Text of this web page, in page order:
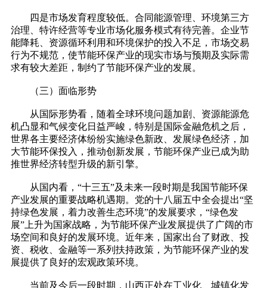
四是市场发育程度较低。合同能源管理、环境第三方
治理、特许经营等专业市场化服务模式有待完善。企业节
能降耗、资源循环利用和环境保护的投入不足，市场交易
行为不规范，使节能环保产业的现实市场与预期及实际需
求有较大差距，制约了节能环保产业的发展。
（三）面临形势
从国际形势看，随着全球环境问题加剧、资源能源危
机凸显和气候变化日益严峻，特别是国际金融危机之后，
世界各主要经济体纷纷实施绿色新政、发展绿色经济，加
大节能环保投入，推动创新发展，节能环保产业已成为助
推世界经济转型升级的新引擎。
从国内看，“十三五”及未来一段时期是我国节能环保
产业发展的重要战略机遇期。党的十八届五中全会提出“坚
持绿色发展，着力改善生态环境”的发展要求，“绿色发
展”上升为国家战略，为节能环保产业发展提供了广阔的市
场空间和良好的发展环境。近年来，国家出台了财政、投
资、税收、金融等一系列扶持政策，为节能环保产业的发
展提供了良好的宏观政策环境。
当前及今后一段时期，山西正处在工业化、城镇化发